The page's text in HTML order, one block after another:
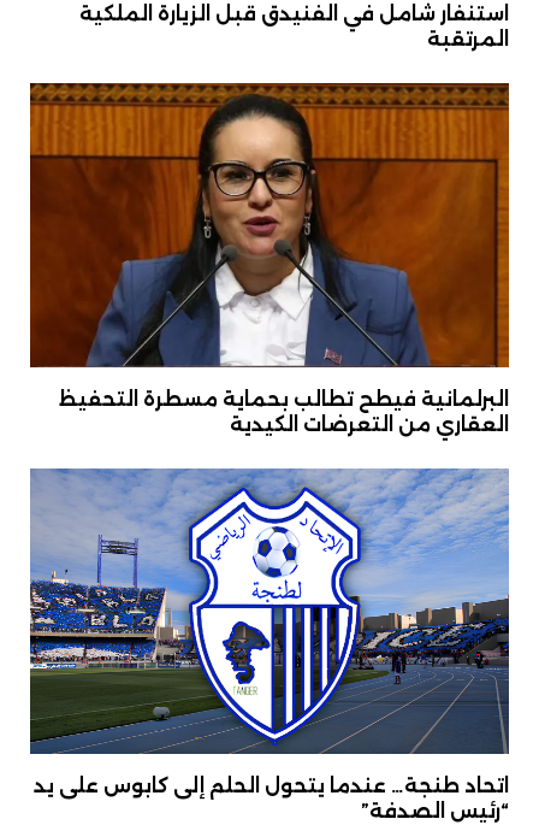
استنفار شامل في الفنيدق قبل الزيارة الملكية
المرتقبة
البرلمانية فيطح تطالب بحماية مسطرة التحفيظ
العقاري من التعرضات الكيدية
اتحاد طنجة… عندما يتحول الحلم إلى كابوس على يد
“رئيس الصدفة”